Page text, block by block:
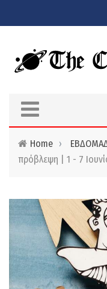
Home ›
πρόβλεψη | 1 - 7